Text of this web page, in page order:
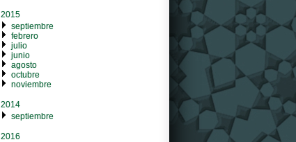
2015
septiembre
febrero
julio
junio
agosto
octubre
noviembre
2014
septiembre
2016